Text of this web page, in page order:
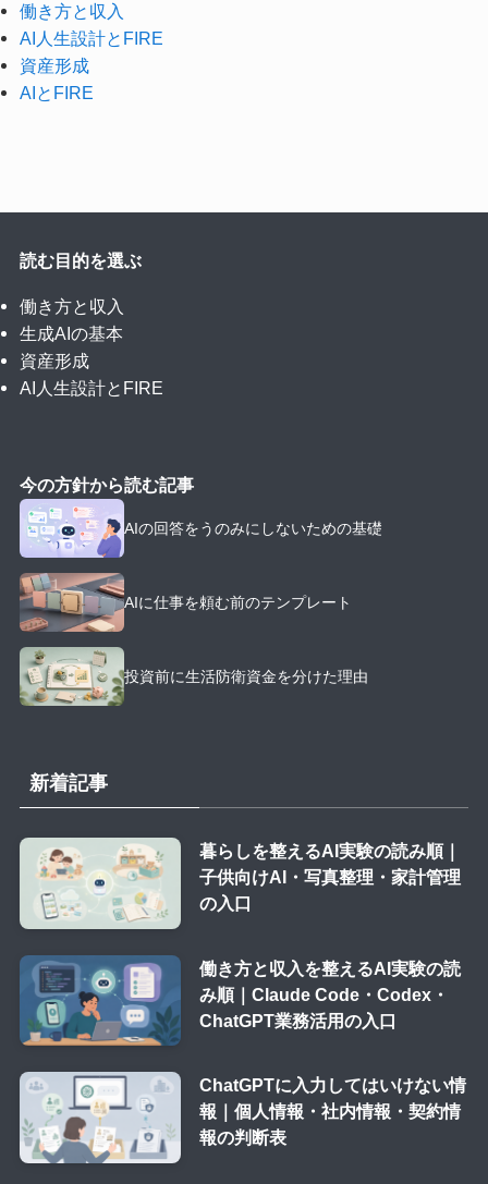
働き方と収入
AI人生設計とFIRE
資産形成
AIとFIRE
読む目的を選ぶ
働き方と収入
生成AIの基本
資産形成
AI人生設計とFIRE
今の方針から読む記事
AIの回答をうのみにしないための基礎
AIに仕事を頼む前のテンプレート
投資前に生活防衛資金を分けた理由
新着記事
暮らしを整えるAI実験の読み順｜
子供向けAI・写真整理・家計管理
の入口
働き方と収入を整えるAI実験の読
み順｜Claude Code・Codex・
ChatGPT業務活用の入口
ChatGPTに入力してはいけない情
報｜個人情報・社内情報・契約情
報の判断表